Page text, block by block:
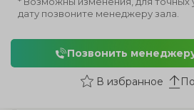
дату позвоните менеджеру зала.
Позвонить